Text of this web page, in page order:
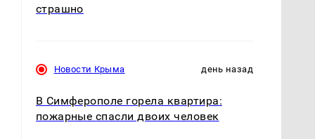
страшно
Новости Крыма день назад
В Симферополе горела квартира:
пожарные спасли двоих человек